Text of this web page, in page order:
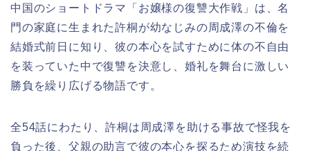
中国のショートドラマ「お嬢様の復讐大作戦」は、名
門の家庭に生まれた許桐が幼なじみの周成澤の不倫を
結婚式前日に知り、彼の本心を試すために体の不自由
を装っていた中で復讐を決意し、婚礼を舞台に激しい
勝負を繰り広げる物語です。
全54話にわたり、許桐は周成澤を助ける事故で怪我を
負った後、父親の助言で彼の本心を探るため演技を続